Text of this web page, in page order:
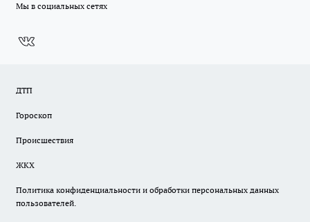
Мы в социальных сетях
ДТП
Гороскоп
Происшествия
ЖКХ
Политика конфиденциальности и обработки персональных данных
пользователей.